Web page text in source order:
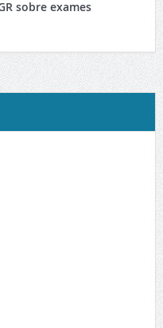
sobre exames